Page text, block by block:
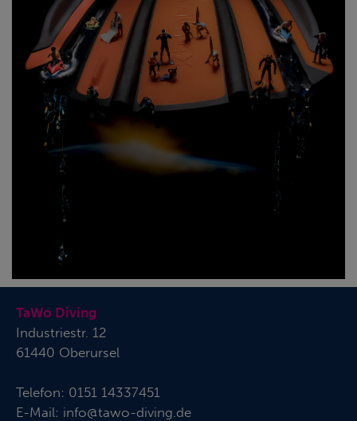
TaWo Diving
Industriestr. 12
61440 Oberursel
Telefon: 0151 14337451
E-Mail: info@tawo-diving.de